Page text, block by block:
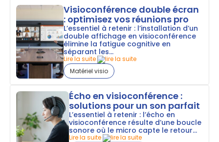
Visioconférence double écran
: optimisez vos réunions pro
L’essentiel à retenir : l’installation d’un
double affichage en visioconférence
élimine la fatigue cognitive en
séparant les...
Lire la suite
Matériel visio
Écho en visioconférence :
solutions pour un son parfait
L’essentiel à retenir : l’écho en
visioconférence résulte d’une boucle
sonore où le micro capte le retour...
Lire la suite